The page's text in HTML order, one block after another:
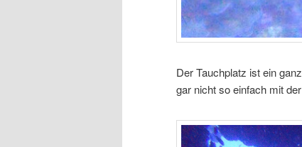
Der Tauchplatz ist ein
gar nicht so einfach mit